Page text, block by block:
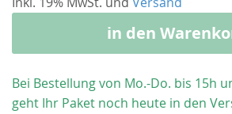
in den
Bei Bestellung von Mo.-Do. bis 15h
geht Ihr Paket noch heute in den